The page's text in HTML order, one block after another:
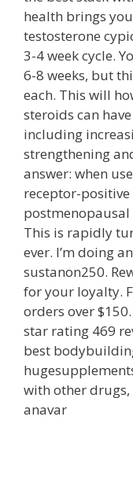
health brings
testosterone
3-4 week cycle.
6-8 weeks, but
each. This will
steroids can
including
strengthening
answer: when
receptor-
This is rapidly
ever. I’m doing
sustanon250.
for your loyalty.
orders over
star rating 469
best
with other drugs,
anavar